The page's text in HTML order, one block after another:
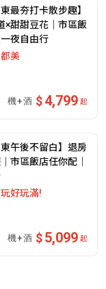
最夯打卡散步趣】
×甜甜豆花｜市區飯
夜自由行
美
4,799 起
東午後不留白】退房
市區飯店任你配｜
好玩滿!
5,099 起